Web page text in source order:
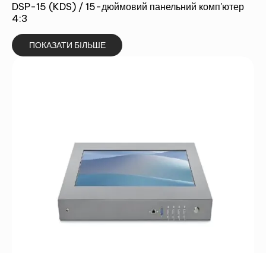
DSP-15 (KDS) / 15-дюймовий панельний комп'ютер
4:3
ПОКАЗАТИ БІЛЬШЕ